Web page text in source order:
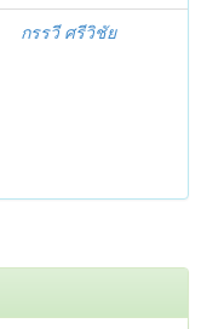
กรรวี ศรีวิชัย